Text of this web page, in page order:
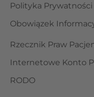
Polityka Prywatności
Obowiązek
Rzecznik Praw
Internetowe Konto
RODO